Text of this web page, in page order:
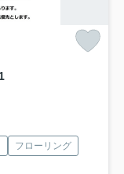
フローリング